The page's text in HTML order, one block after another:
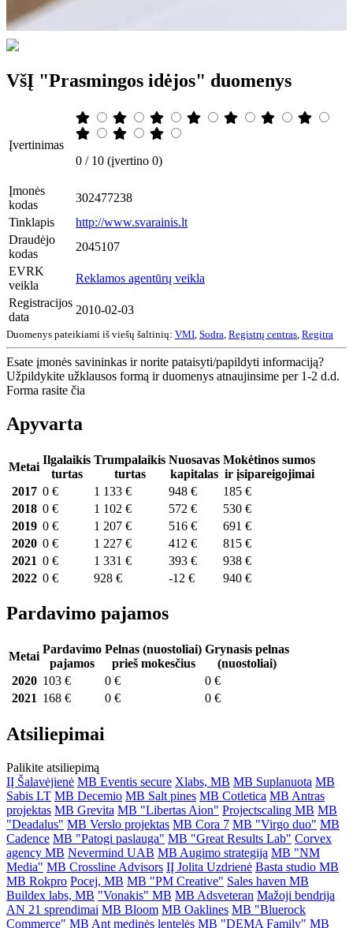
VšĮ "Prasmingos idėjos" duomenys
Įvertinimas
0 / 10 (įvertino 0)
Įmonės
kodas
302477238
Tinklapis
http://www.svarainis.lt
Draudėjo
kodas
2045107
EVRK
veikla
Reklamos agentūrų veikla
Registracijos
data
2010-02-03
Duomenys pateikiami iš viešų šaltinių: VMI Sodra Registrų centras Regitra
Esate įmonės savininkas ir norite pataisyti/papildyti informaciją?
Užpildykite užklausos formą ir duomenys atnaujinsime per 1-2 d.d.
Forma rasite čia
Apyvarta
Metai
Ilgalaikis
turtas
Trumpalaikis
turtas
Nuosavas
kapitalas
Mokėtinos sumos
ir įsipareigojimai
2017 0 € 1 133 € 948 €
185 €
2018 0 € 1 102 € 572 €
530 €
2019 0 € 1 207 € 516 €
691 €
2020 0 € 1 227 € 412 €
815 €
2021 0 € 1 331 € 393 €
938 €
2022 0 € 928 € -12 € 940 €
Pardavimo pajamos
Metai
Pardavimo
pajamos
Pelnas (nuostoliai)
prieš mokesčius
Grynasis pelnas
(nuostoliai)
2020 103 € 0 €
0 €
2021 168 € 0 € 0 €
Atsiliepimai
Palikite atsiliepimą
IĮ Šalavėjienė MB Eventis secure Xlabs, MB MB Suplanuota MB
Sabis LT MB Decemio MB Salt pines MB Cotletica MB Antras
projektas MB Grevita MB "Libertas Aion" Projectscaling MB MB
"Deadalus" MB Verslo projektas MB Cora 7 MB "Virgo duo" MB
Cadence MB "Patogi paslauga" MB "Great Results Lab" Corvex
agency MB Nevermind UAB MB Augimo strategija MB "NM
Media" MB Crossline Advisors IĮ Jolita Uzdrienė Basta studio MB
MB Rokpro Pocej, MB MB "PM Creative" Sales haven MB
Buildex labs, MB "Vonakis" MB MB Adsveteran Mažoji bendrija
AN 21 sprendimai MB Bloom MB Oaklines MB "Bluerock
Commerce" MB Ant medinės lentelės MB "DEMA Family" MB